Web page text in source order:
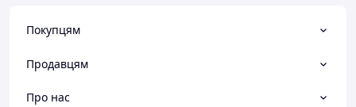
Покупцям
Продавцям
Про нас